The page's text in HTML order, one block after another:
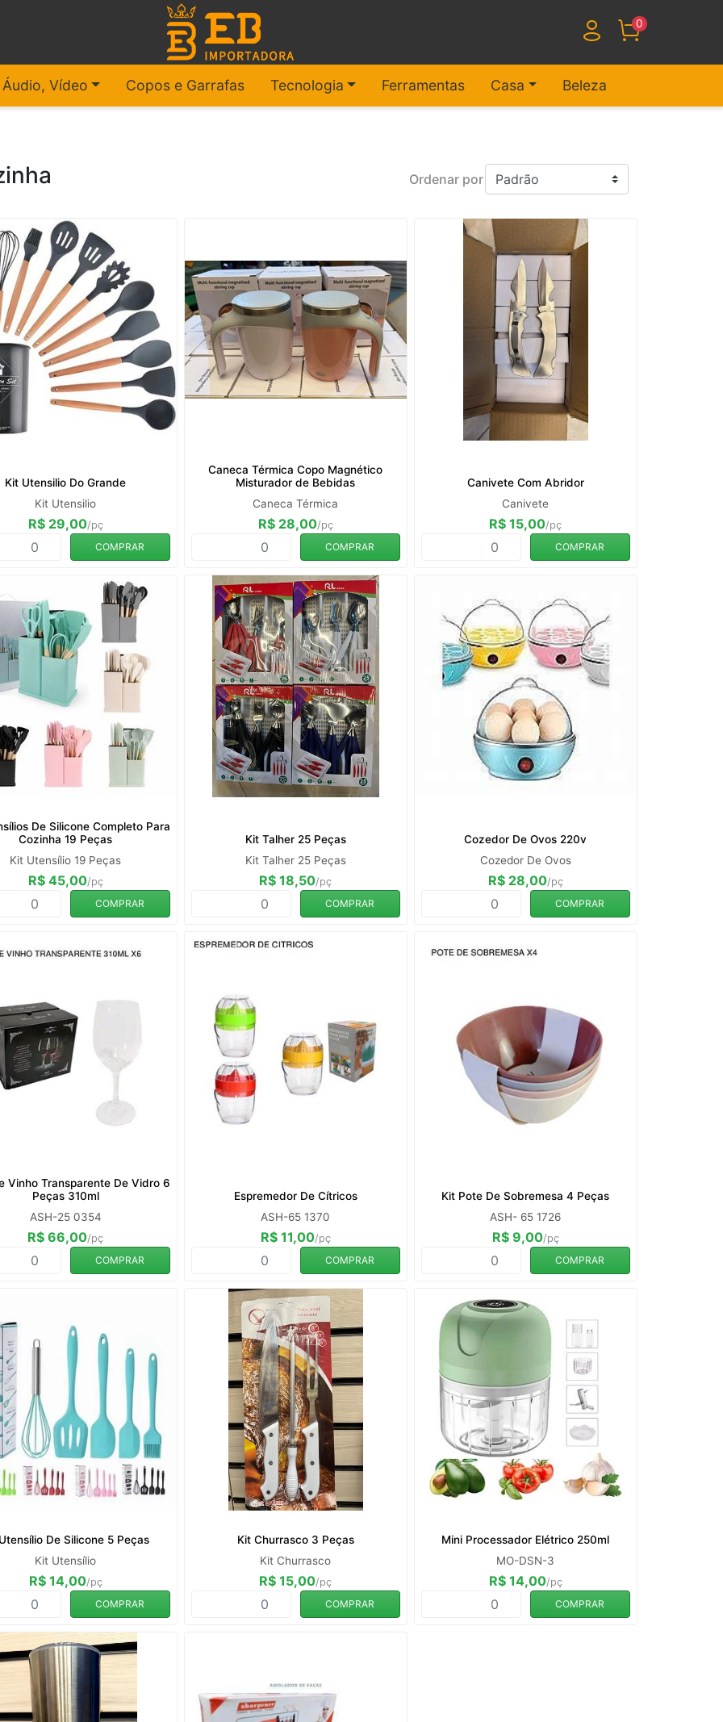
0
Vídeo Copos e Garrafas Tecnologia Ferramentas Casa Beleza
Ordenar por
Kit Utensilio Do Grande
Kit Utensilio
R$ 29,00/pç
COMPRAR
Caneca Térmica Copo Magnético
Misturador de Bebidas
Caneca Térmica
R$ 28,00/pç
COMPRAR
Canivete Com Abridor
Canivete
R$ 15,00/pç
COMPRAR
De Silicone Completo Para
Cozinha 19 Peças
Kit Utensílio 19 Peças
R$ 45,00/pç
COMPRAR
Kit Talher 25 Peças
Kit Talher 25 Peças
R$ 18,50/pç
COMPRAR
Cozedor De Ovos 220v
Cozedor De Ovos
R$ 28,00/pç
COMPRAR
Vinho Transparente De Vidro 6
Peças 310ml
ASH-25 0354
R$ 66,00/pç
COMPRAR
Espremedor De Cítricos
ASH-65 1370
R$ 11,00/pç
COMPRAR
Kit Pote De Sobremesa 4 Peças
ASH- 65 1726
R$ 9,00/pç
COMPRAR
De Silicone 5 Peças
Kit Utensílio
R$ 14,00/pç
COMPRAR
Kit Churrasco 3 Peças
Kit Churrasco
R$ 15,00/pç
COMPRAR
Mini Processador Elétrico 250ml
MO-DSN-3
R$ 14,00/pç
COMPRAR